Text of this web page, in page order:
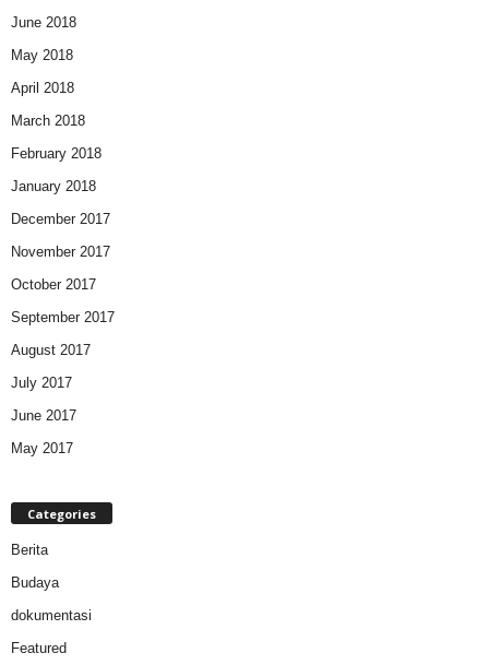
June 2018
May 2018
April 2018
March 2018
February 2018
January 2018
December 2017
November 2017
October 2017
September 2017
August 2017
July 2017
June 2017
May 2017
Categories
Berita
Budaya
dokumentasi
Featured